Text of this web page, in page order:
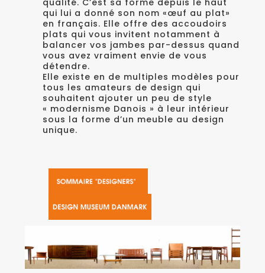
qualité. C’est sa forme depuis le haut
qui lui a donné son nom «œuf au plat»
en français. Elle offre des accoudoirs
plats qui vous invitent notamment à
balancer vos jambes par-dessus quand
vous avez vraiment envie de vous
détendre.
Elle existe en de multiples modèles pour
tous les amateurs de design qui
souhaitent ajouter un peu de style
« modernisme Danois » à leur intérieur
sous la forme d’un meuble au design
unique.